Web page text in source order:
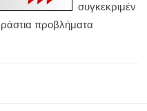
συγκεκριμέν
προβλήματα